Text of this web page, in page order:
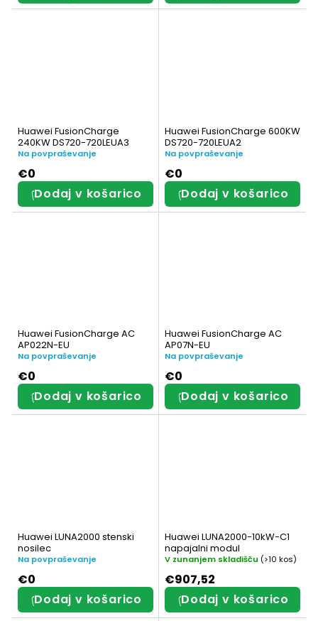
Huawei FusionCharge
240KW DS720-720LEUA3
Na povpraševanje
€0
Dodaj v košarico
Huawei FusionCharge 600KW
DS720-720LEUA2
Na povpraševanje
€0
Dodaj v košarico
Huawei FusionCharge AC
AP022N-EU
Na povpraševanje
€0
Dodaj v košarico
Huawei FusionCharge AC
AP07N-EU
Na povpraševanje
€0
Dodaj v košarico
Huawei LUNA2000 stenski
nosilec
Na povpraševanje
€0
Dodaj v košarico
Huawei LUNA2000-10kW-C1
napajalni modul
V zunanjem skladišču (>10 kos)
€907,52
Dodaj v košarico